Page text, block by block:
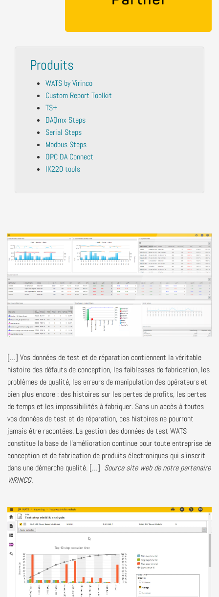
Produits
WATS by Virinco
Custom Report Toolkit
TS+
DAQmx Steps
Serial Steps
Modbus Steps
OPC DA Connect
IK220 tools
[…] Vos données de test et de réparation contiennent la véritable
histoire des défauts de conception, les faiblesses de fabrication, les
problèmes de qualité, les erreurs de manipulation des opérateurs et
bien plus encore : des histoires sur les pertes de profits, les pertes
de temps et les impossibilités à fabriquer. Sans un accès àtoutes
vos données de test et de réparation, ces histoires ne pourront
jamais être racontées. La gestion des données de test WATS
constitue la base de l’amélioration continue pour toute entreprise de
conception et de fabrication de produits électroniques qui s’inscrit
dans une démarche qualité. […] Source site web denotre partenaire
VIRINCO.